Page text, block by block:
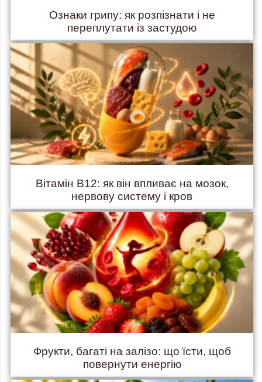
Ознаки грипу: як розпізнати і не
переплутати із застудою
Вітамін B12: як він впливає на мозок,
нервову систему і кров
Фрукти, багаті на залізо: що їсти, щоб
повернути енергію